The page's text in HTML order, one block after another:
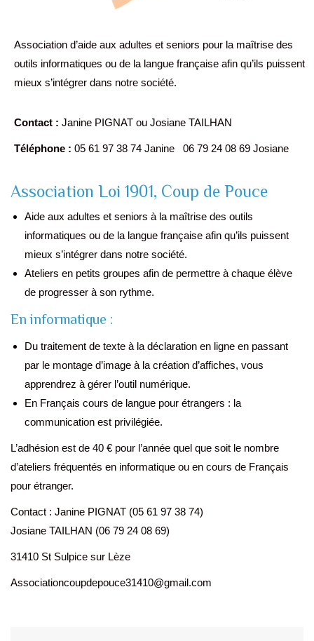
Association d’aide aux adultes et seniors pour la maîtrise des
outils informatiques ou de la langue française afin qu’ils puissent
mieux s’intégrer dans notre société.
Contact : Janine PIGNAT ou Josiane TAILHAN
Téléphone : 05 61 97 38 74 Janine 06 79 24 08 69 Josiane
Association Loi 1901, Coup de Pouce
Aide aux adultes et seniors à la maîtrise des outils
informatiques ou de la langue française afin qu’ils puissent
mieux s’intégrer dans notre société.
Ateliers en petits groupes afin de permettre à chaque élève
de progresser à son rythme.
En informatique :
Du traitement de texte à la déclaration en ligne en passant
par le montage d’image à la création d’affiches, vous
apprendrez à gérer l’outil numérique.
En Français cours de langue pour étrangers : la
communication est privilégiée.
L’adhésion est de 40 € pour l’année quel que soit le nombre
d’ateliers fréquentés en informatique ou en cours de Français
pour étranger.
Contact : Janine PIGNAT (05 61 97 38 74)
Josiane TAILHAN (06 79 24 08 69)
31410 St Sulpice sur Lèze
Associationcoupdepouce31410@gmail.com